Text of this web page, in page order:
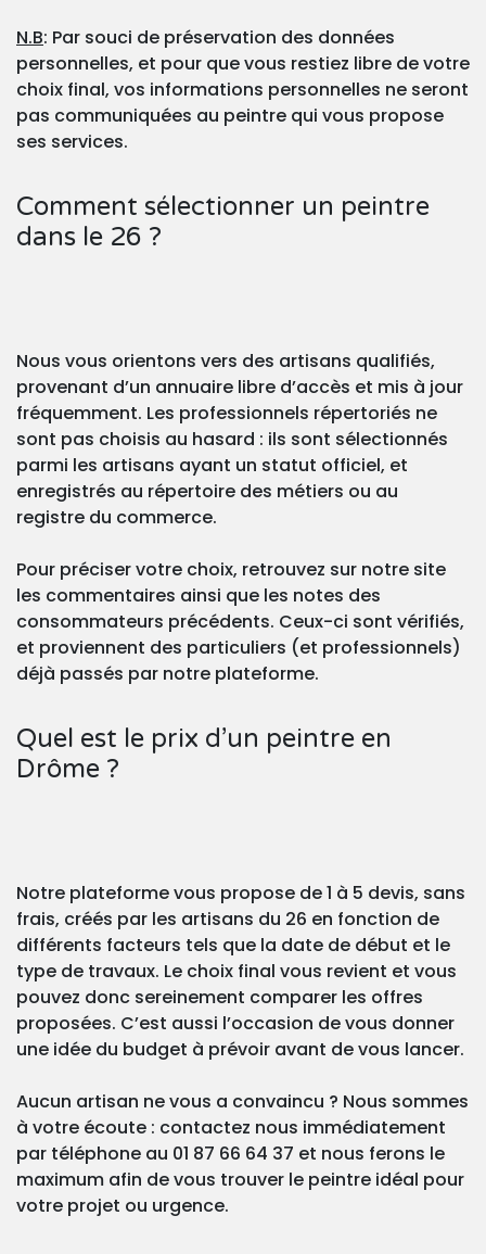
N.B: Par souci de préservation des données
personnelles, et pour que vous restiez libre de votre
choix final, vos informations personnelles ne seront
pas communiquées au peintre qui vous propose
ses services.
Comment sélectionner un peintre
dans le 26 ?
Nous vous orientons vers des artisans qualifiés,
provenant d’un annuaire libre d’accès et mis à jour
fréquemment. Les professionnels répertoriés ne
sont pas choisis au hasard : ils sont sélectionnés
parmi les artisans ayant un statut officiel, et
enregistrés au répertoire des métiers ou au
registre du commerce.
Pour préciser votre choix, retrouvez sur notre site
les commentaires ainsi que les notes des
consommateurs précédents. Ceux-ci sont vérifiés,
et proviennent des particuliers (et professionnels)
déjà passés par notre plateforme.
Quel est le prix d’un peintre en
Drôme ?
Notre plateforme vous propose de 1 à 5 devis, sans
frais, créés par les artisans du 26 en fonction de
différents facteurs tels que la date de début et le
type de travaux. Le choix final vous revient et vous
pouvez donc sereinement comparer les offres
proposées. C’est aussi l’occasion de vous donner
une idée du budget à prévoir avant de vous lancer.
Aucun artisan ne vous a convaincu ? Nous sommes
à votre écoute : contactez nous immédiatement
par téléphone au 01 87 66 64 37 et nous ferons le
maximum afin de vous trouver le peintre idéal pour
votre projet ou urgence.